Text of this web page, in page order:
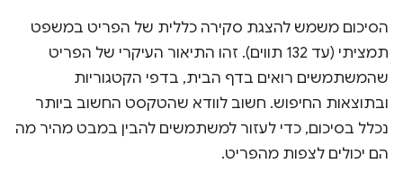
הסיכום משמש להצגת סקירה כללית של הפריט במשפט
תמציתי (עד 132 תווים). זהו התיאור העיקרי של הפריט
שהמשתמשים רואים בדף הבית, בדפי הקטגוריות
ובתוצאות החיפוש. חשוב לוודא שהטקסט החשוב ביותר
נכלל בסיכום, כדי לעזור למשתמשים להבין במבט מהיר מה
הם יכולים לצפות מהפריט.